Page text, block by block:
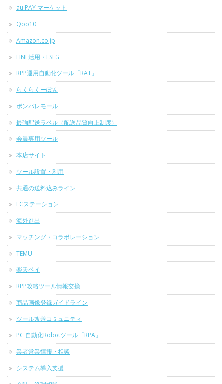
au PAY マーケット
Qoo10
Amazon.co.jp
LINE活用・LSEG
RPP運用自動化ツール「RAT」
らくらくーぽん
ポンパレモール
最強配送ラベル（配送品質向上制度）
会員専用ツール
本店サイト
ツール設置・利用
共通の送料込みライン
ECステーション
海外進出
マッチング・コラボレーション
TEMU
楽天ペイ
RPP攻略ツール情報交換
商品画像登録ガイドライン
ツール改善コミュニティ
PC 自動化Robotツール「RPA」
業者営業情報・相談
システム導入支援